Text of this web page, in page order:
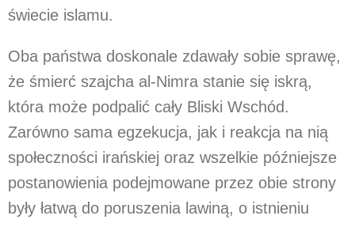
świecie islamu.
Oba państwa doskonale zdawały sobie sprawę,
że śmierć szajcha al-Nimra stanie się iskrą,
która może podpalić cały Bliski Wschód.
Zarówno sama egzekucja, jak i reakcja na nią
społeczności irańskiej oraz wszelkie późniejsze
postanowienia podejmowane przez obie strony
były łatwą do poruszenia lawiną, o istnieniu